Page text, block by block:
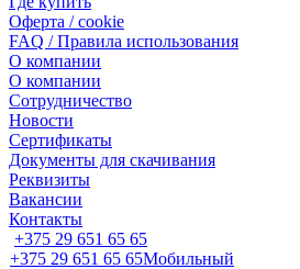
Оферта / cookie
FAQ / Правила использования
О компании
О компании
Сотрудничество
Новости
Сертификаты
Документы для скачивания
Реквизиты
Вакансии
Контакты
+375 29 651 65 65
+375 29 651 65 65Мобильный